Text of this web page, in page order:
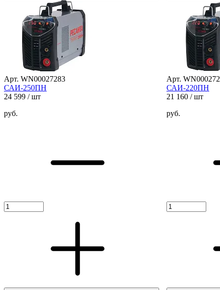
Арт. WN00027283
САИ-250ПН
24 599 / шт
руб.
Арт.
САИ-220ПН
21 160 / шт
руб.